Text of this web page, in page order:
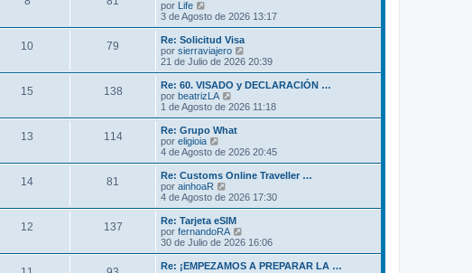
j
e
e
s
a
j
e
t
m
o
m
e
s
a
j
e
por Life
e
r
ú
l
t
m
o
m
e
s
a
j
e
3 de Agosto de 2026 13:17
10 79
Re: Solicitud Visa
por sierraviajero
e
r
ú
t
m
e
s
j
e
21 de Julio de 2026 20:39
15 138
Re: 60. VISADO y DECLARACIÓN …
por beatrizLA
e
r
ú
t
m
o
m
e
s
a
j
e
1 de Agosto de 2026 11:18
13 114
Re: Grupo What
por eligioia
e
r
ú
l
t
m
o
m
e
s
4 de Agosto de 2026 20:45
14 81
Re: Customs Online Traveller …
por ainhoaR
e
r
ú
l
t
m
4 de Agosto de 2026 17:30
12 137
Re: Tarjeta eSIM
por fernandoRA
e
r
ú
30 de Julio de 2026 16:06
Re: ¡EMPEZAMOS A PREPARAR LA …